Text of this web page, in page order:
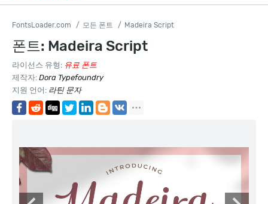
FontsLoader.com 모든 폰트 Madeira Script
폰트: Madeira Script
라이선스 유형: 유료 폰트
제작자: Dora Typefoundry
지원 언어: 라틴 문자